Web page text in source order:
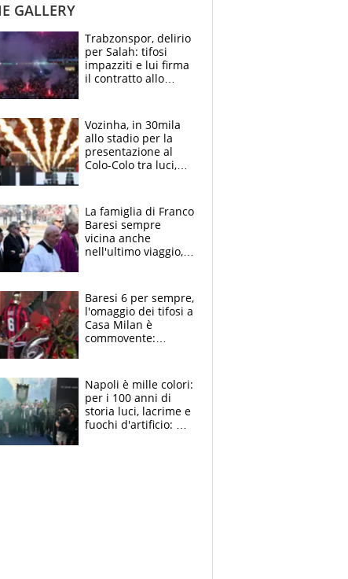
GALLERY
Trabzonspor, delirio
per Salah: tifosi
impazziti e lui firma
il contratto allo
Vozinha, in 30mila
allo stadio per la
presentazione al
Colo-Colo tra luci,
La famiglia di Franco
Baresi sempre
vicina anche
nell'ultimo viaggio,
circondati
dall'affetto dei tifosi
Baresi 6 per sempre,
l'omaggio dei tifosi a
Casa Milan è
commovente:
bigliettini
Napoli è mille colori:
per i 100 anni di
storia luci, lacrime e
fuochi d'artificio: De